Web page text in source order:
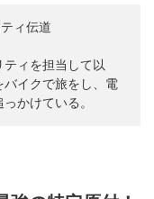
ィ伝道
ィを担当して以
イクで旅をし、電
かけている。